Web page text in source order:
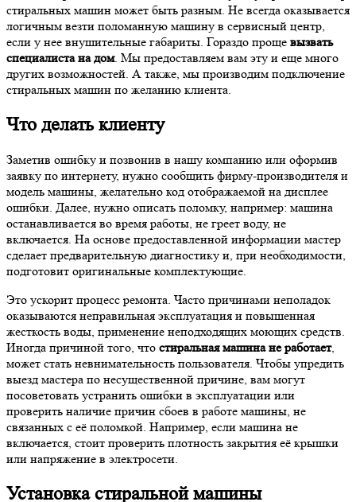
стиральных машин может быть разным. Не всегда оказывается
логичным везти поломанную машину в сервисный центр,
если у нее внушительные габариты. Гораздо проще вызвать
специалиста на дом. Мы предоставляем вам эту и еще много
других возможностей. А также, мы производим подключение
стиральных машин по желанию клиента.
Что делать клиенту
Заметив ошибку и позвонив в нашу компанию или оформив
заявку по интернету, нужно сообщить фирму-производителя и
модель машины, желательно код отображаемой на дисплее
ошибки. Далее, нужно описать поломку, например: машина
останавливается во время работы, не греет воду, не
включается. На основе предоставленной информации мастер
сделает предварительную диагностику и, при необходимости,
подготовит оригинальные комплектующие.
Это ускорит процесс ремонта. Часто причинами неполадок
оказываются неправильная эксплуатация и повышенная
жесткость воды, применение неподходящих моющих средств.
Иногда причиной того, что стиральная машина не работает,
может стать невнимательность пользователя. Чтобы упредить
выезд мастера по несущественной причине, вам могут
посоветовать устранить ошибки в эксплуатации или
проверить наличие причин сбоев в работе машины, не
связанных с её поломкой. Например, если машина не
включается, стоит проверить плотность закрытия её крышки
или напряжение в электросети.
Установка стиральной машины